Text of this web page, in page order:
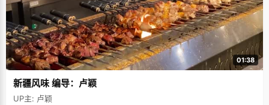
01:38
新疆风味 编导：卢颖
UP主: 卢颖